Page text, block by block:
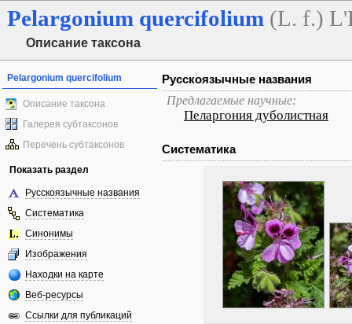
Pelargonium quercifolium (L. f.)
Описание таксона
Pelargonium quercifolium
Описание таксона
Галерея субтаксонов
Перечень субтаксонов
Показать раздел
Русскоязычные названия
Систематика
Синонимы
Изображения
Находки на карте
Веб-ресурсы
Ссылки для публикаций
Русскоязычные названия
Предлагаемые научные:
Пеларгония дуболистная
Систематика